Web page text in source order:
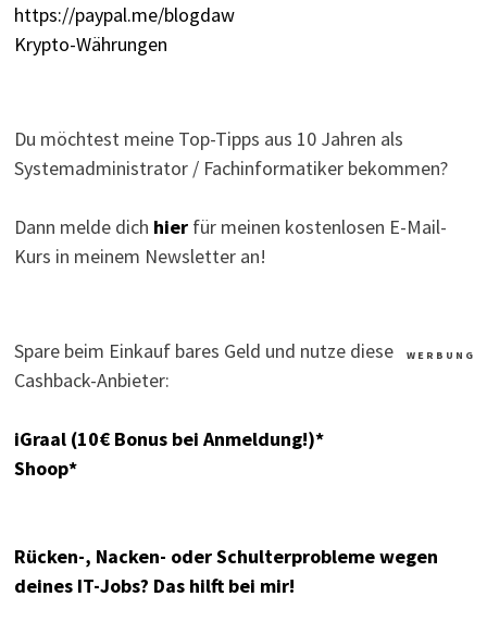
https://paypal.me/blogdaw
Krypto-Währungen
Du möchtest meine Top-Tipps aus 10 Jahren als
Systemadministrator / Fachinformatiker bekommen?
Dann melde dich hierfür meinen kostenlosen E-Mail-
Kurs in meinem Newsletter an!
W E R B U N G
Spare beim Einkauf bares Geld und nutze diese
Cashback-Anbieter:
iGraal (10€ Bonus bei Anmeldung!)*
Shoop*
Rücken-, Nacken- oder Schulterprobleme wegen
deines IT-Jobs? Das hilft bei mir!